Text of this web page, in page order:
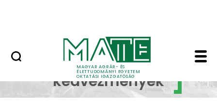
MAGYAR AGRÁR- ÉS
ÉLETTUDOMÁNYI EGYETEM
OKTATÁSI IGAZGATÓSÁG
Önköltségi díj
Önköltségi díj
kedvezmények